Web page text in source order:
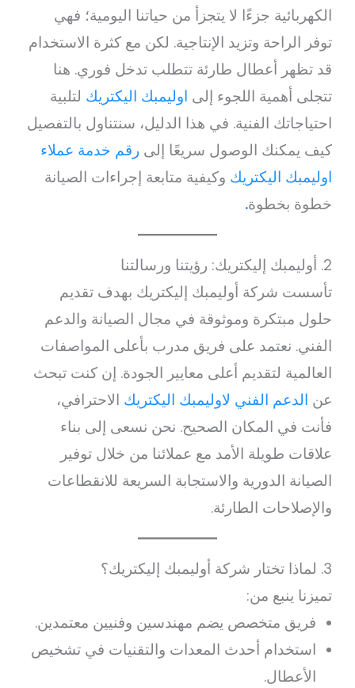
الكهربائية جزءًا لا يتجزأ من حياتنا اليومية؛ فهي
توفر الراحة وتزيد الإنتاجية. لكن مع كثرة الاستخدام
قد تظهر أعطال طارئة تتطلب تدخل فوري. هنا
تتجلى أهمية اللجوء إلى اوليمبك اليكتريك لتلبية
احتياجاتك الفنية. في هذا الدليل، سنتناول بالتفصيل
كيف يمكنك الوصول سريعًا إلى رقم خدمة عملاء
اوليمبك اليكتريك وكيفية متابعة إجراءات الصيانة
خطوة بخطوة.
2. أوليمبك إليكتريك: رؤيتنا ورسالتنا
تأسست شركة أوليمبك إليكتريك بهدف تقديم
حلول مبتكرة وموثوقة في مجال الصيانة والدعم
الفني. نعتمد على فريق مدرب بأعلى المواصفات
العالمية لتقديم أعلى معايير الجودة. إن كنت تبحث
عن الدعم الفني لاوليمبك اليكتريك الاحترافي،
فأنت في المكان الصحيح. نحن نسعى إلى بناء
علاقات طويلة الأمد مع عملائنا من خلال توفير
الصيانة الدورية والاستجابة السريعة للانقطاعات
والإصلاحات الطارئة.
3. لماذا تختار شركة أوليمبك إليكتريك؟
تميزنا ينبع من:
فريق متخصص يضم مهندسين وفنيين معتمدين.
استخدام أحدث المعدات والتقنيات في تشخيص
الأعطال.